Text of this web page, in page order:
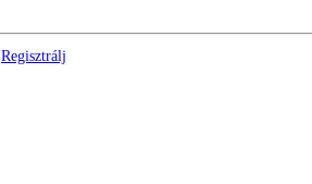
Regisztrálj